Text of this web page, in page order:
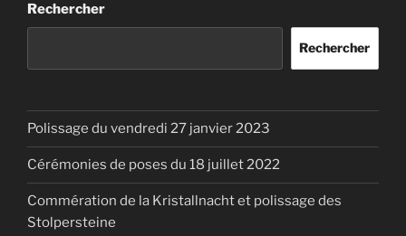
Rechercher
Rechercher
Polissage du vendredi 27 janvier 2023
Cérémonies de poses du 18 juillet 2022
Commération de la Kristallnacht et polissage des
Stolpersteine